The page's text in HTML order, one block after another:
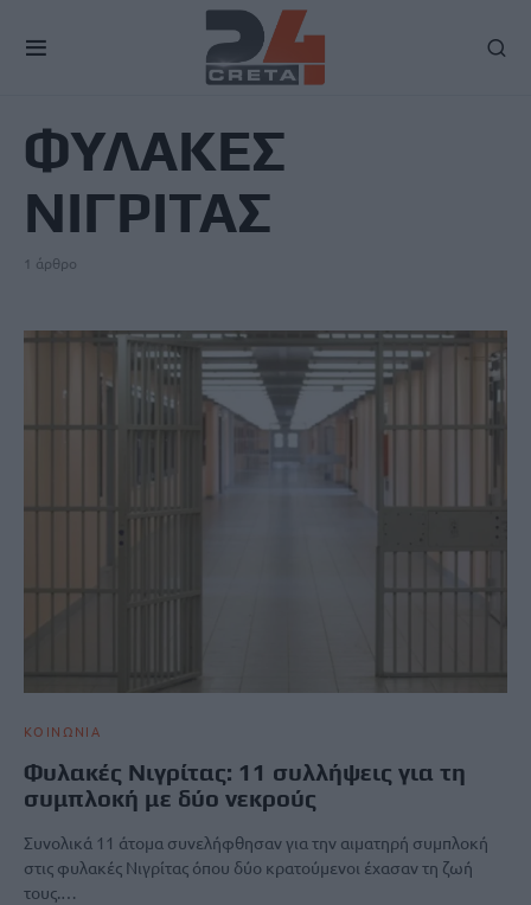
ΦΥΛΑΚΕΣ
ΝΙΓΡΙΤΑΣ
1 άρθρο
ΚΟΙΝΩΝΙΑ
Φυλακές Νιγρίτας: 11 συλλήψεις για τη
συμπλοκή με δύο νεκρούς
Συνολικά 11 άτομα συνελήφθησαν για την αιματηρή συμπλοκή
στις φυλακές Νιγρίτας όπου δύο κρατούμενοι έχασαν τη ζωή
τους.…